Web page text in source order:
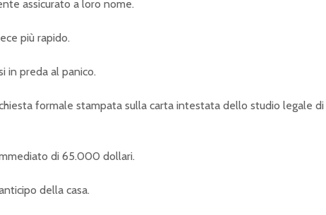
assicurato a loro nome.
più rapido.
in preda al panico.
formale stampata sulla carta intestata dello studio legale di
di 65.000 dollari.
della casa.